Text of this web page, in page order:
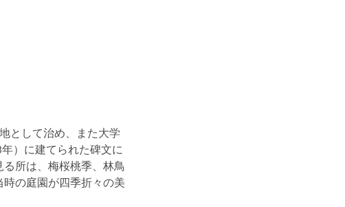
として治め、また大学
）に建てられた碑文に
所は、梅桜桃季、林鳥
の庭園が四季折々の美